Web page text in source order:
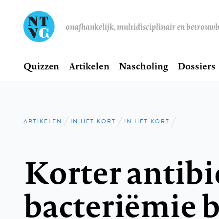
onafhankelijk, multidisciplinair en
Hoofdnavigatie
Home
Quizzen Artikelen Nascholing Dossiers
Kruimelpad
ARTIKELEN IN HET KORT IN HET KORT
Korter
bacteriëmie